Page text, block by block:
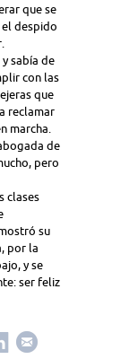
que se
despido
sabía de
con las
que
reclamar
marcha.
de
pero
clases
su
por la
y se
ser feliz